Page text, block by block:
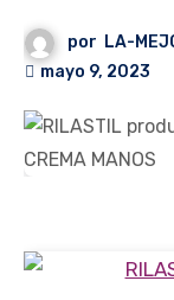
por LA-
mayo 9, 2023